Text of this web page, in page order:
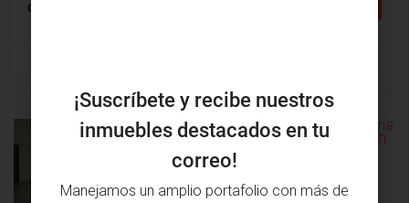
Casa
PROPIEDAD
ANTERIOR
PRÓXIMA
PROPIEDAD
¡Suscríbete y recibe nuestros
inmuebles destacados en tu
correo!
Manejamos un amplio portafolio con más de